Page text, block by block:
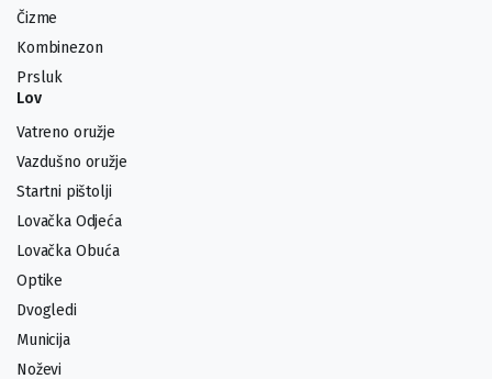
Čizme
Kombinezon
Prsluk
Lov
Vatreno oružje
Vazdušno oružje
Startni pištolji
Lovačka Odjeća
Lovačka Obuća
Optike
Dvogledi
Municija
Noževi